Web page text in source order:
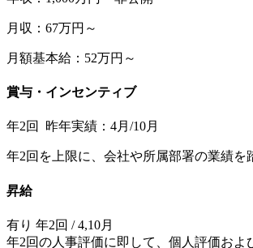
月収：67万円～
月額基本給：52万円～
賞与・インセンティブ
年2回 昨年実績：4月/10月
年2回を上限に、会社や所属部署の業績を
昇給
有り 年2回 / 4,10月
年2回の人事評価に即して、個人評価およ